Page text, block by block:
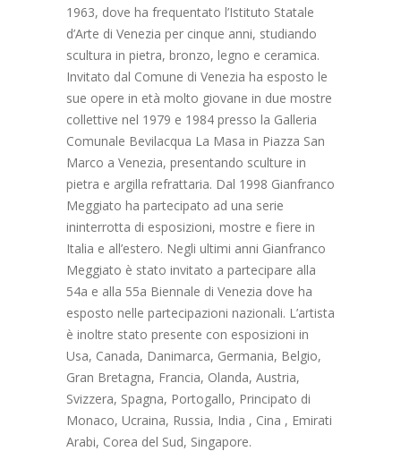
1963, dove ha frequentato l’Istituto Statale
d’Arte di Venezia per cinque anni, studiando
scultura in pietra, bronzo, legno e ceramica.
Invitato dal Comune di Venezia ha esposto le
sue opere in età molto giovane in due mostre
collettive nel 1979 e 1984 presso la Galleria
Comunale Bevilacqua La Masa in Piazza San
Marco a Venezia, presentando sculture in
pietra e argilla refrattaria. Dal 1998 Gianfranco
Meggiato ha partecipato ad una serie
ininterrotta di esposizioni, mostre e fiere in
Italia e all’estero. Negli ultimi anni Gianfranco
Meggiato è stato invitato a partecipare alla
54a e alla 55a Biennale di Venezia dove ha
esposto nelle partecipazioni nazionali. L’artista
è inoltre stato presente con esposizioni in
Usa, Canada, Danimarca, Germania, Belgio,
Gran Bretagna, Francia, Olanda, Austria,
Svizzera, Spagna, Portogallo, Principato di
Monaco, Ucraina, Russia, India , Cina , Emirati
Arabi, Corea del Sud, Singapore.